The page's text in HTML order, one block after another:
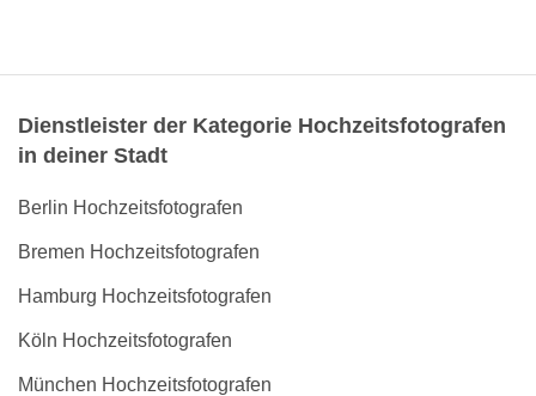
Dienstleister der Kategorie Hochzeitsfotografen
in deiner Stadt
Berlin Hochzeitsfotografen
Bremen Hochzeitsfotografen
Hamburg Hochzeitsfotografen
Köln Hochzeitsfotografen
München Hochzeitsfotografen